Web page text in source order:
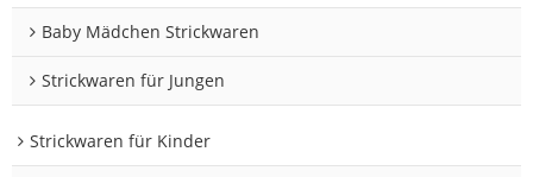
Baby Mädchen Strickwaren
Strickwaren für Jungen
Strickwaren für Kinder